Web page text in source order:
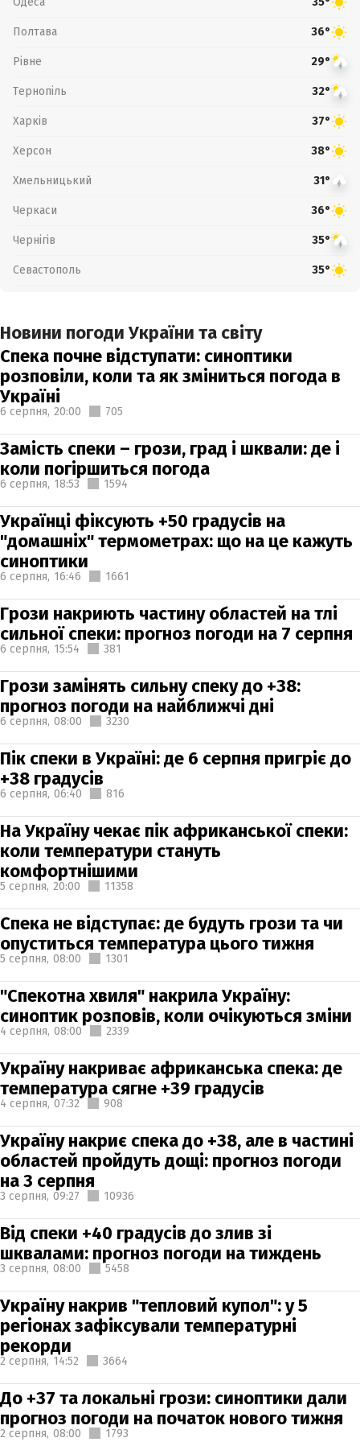
Полтава 36°
Рівне 29°
Тернопіль 32°
Харків 37°
Херсон 38°
Хмельницький 31°
Черкаси 36°
Чернігів 35°
Севастополь 35°
Новини погоди України та світу
Спека почне відступати: синоптики
розповіли, коли та як зміниться погода в
Україні
6 серпня, 20:00 705
Замість спеки – грози, град і шквали: де і
коли погіршиться погода
6 серпня, 18:53 1594
Українці фіксують +50 градусів на
"домашніх" термометрах: що на це кажуть
синоптики
6 серпня, 16:46 1661
Грози накриють частину областей на тлі
сильної спеки: прогноз погоди на 7 серпня
6 серпня, 15:54 381
Грози замінять сильну спеку до +38:
прогноз погоди на найближчі дні
6 серпня, 08:00 3230
Пік спеки в Україні: де 6 серпня пригріє до
+38 градусів
6 серпня, 06:40 816
На Україну чекає пік африканської спеки:
коли температури стануть
комфортнішими
5 серпня, 20:00 11358
Спека не відступає: де будуть грози та чи
опуститься температура цього тижня
5 серпня, 08:00 1301
"Спекотна хвиля" накрила Україну:
синоптик розповів, коли очікуються зміни
4 серпня, 08:00 2339
Україну накриває африканська спека: де
температура сягне +39 градусів
4 серпня, 07:32 908
Україну накриє спека до +38, але в частині
областей пройдуть дощі: прогноз погоди
на 3 серпня
3 серпня, 09:27 10936
Від спеки +40 градусів до злив зі
шквалами: прогноз погоди на тиждень
3 серпня, 08:00 5458
Україну накрив "тепловий купол": у 5
регіонах зафіксували температурні
рекорди
2 серпня, 14:52 3664
До +37 та локальні грози: синоптики дали
прогноз погоди на початок нового тижня
2 серпня, 08:00 1793